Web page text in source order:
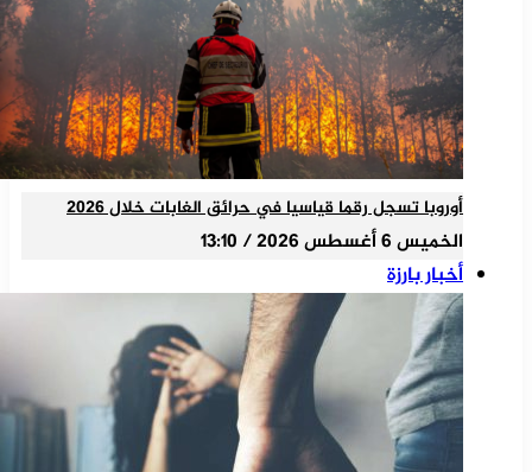
أوروبا تسجل رقما قياسيا في حرائق الغابات خلال 2026
الخميس 6 أغسطس 2026 / 13:10
أخبار بارزة